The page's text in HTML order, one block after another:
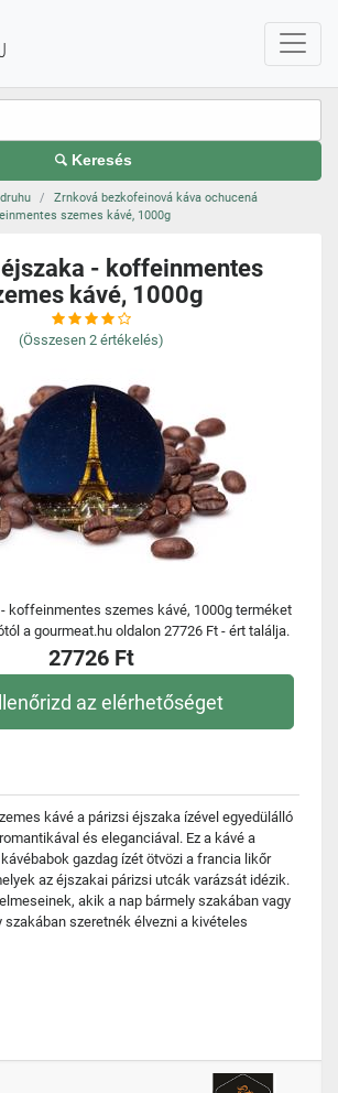
Keresés
Zrnková bezkofeinová káva ochucená
szemes kávé, 1000g
- koffeinmentes
kávé, 1000g
(Összesen 2 értékelés)
koffeinmentes szemes kávé, 1000g terméket
a gourmeat.hu oldalon 27726 Ft - ért találja.
27726 Ft
az elérhetőséget
kávé a párizsi éjszaka ízével egyedülálló
és eleganciával. Ez a kávé a
gazdag ízét ötvözi a francia likőr
az éjszakai párizsi utcák varázsát idézik.
akik a nap bármely szakában vagy
szakában szeretnék élvezni a kivételes